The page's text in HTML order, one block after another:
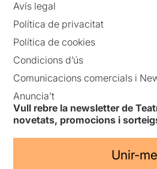
Avís legal
Política de privacitat
Política de cookies
Condicions d’ús
Comunicacions comercials i
Anuncia’t
Vull rebre la newsletter de
novetats, promocions i
Unir-me